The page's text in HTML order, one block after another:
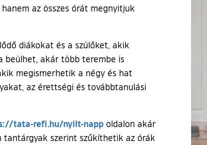
az összes órát megnyitjuk
diákokat és a szülőket, akik
beülhet, akár több terembe is
megismerhetik a négy és hat
az érettségi és továbbtanulási
tata-refi.hu/nyilt-napp(külső hivatkozás)
oldalon akár
tantárgyak szerint szűkíthetik az órák